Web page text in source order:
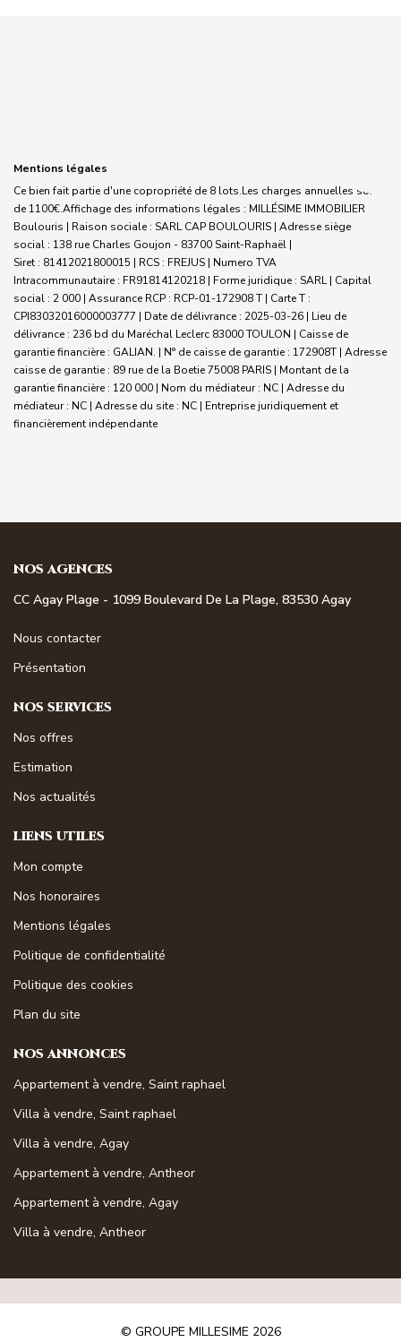
Mentions légales
Ce bien fait partie d'une copropriété de 8 lots.Les charges annuelles sont
de 1100€.Affichage des informations légales : MILLÉSIME IMMOBILIER
Boulouris | Raison sociale : SARL CAP BOULOURIS | Adresse siège
social : 138 rue Charles Goujon - 83700 Saint-Raphaël |
Siret : 81412021800015 | RCS : FREJUS | Numero TVA
Intracommunautaire : FR91814120218 | Forme juridique : SARL | Capital
social : 2 000 | Assurance RCP : RCP-01-172908 T | Carte T :
CPI83032016000003777 | Date de délivrance : 2025-03-26 | Lieu de
délivrance : 236 bd du Maréchal Leclerc 83000 TOULON | Caisse de
garantie financière : GALIAN. | N° de caisse de garantie : 172908T | Adresse
caisse de garantie : 89 rue de la Boetie 75008 PARIS | Montant de la
garantie financière : 120 000 | Nom du médiateur : NC | Adresse du
médiateur : NC | Adresse du site : NC | Entreprise juridiquement et
financièrement indépendante
NOS AGENCES
CC Agay Plage - 1099 Boulevard De La Plage, 83530 Agay
Nous contacter
Présentation
NOS SERVICES
Nos offres
Estimation
Nos actualités
LIENS UTILES
Mon compte
Nos honoraires
Mentions légales
Politique de confidentialité
Politique des cookies
Plan du site
NOS ANNONCES
Appartement à vendre, Saint raphael
Villa à vendre, Saint raphael
Villa à vendre, Agay
Appartement à vendre, Antheor
Appartement à vendre, Agay
Villa à vendre, Antheor
© GROUPE MILLESIME 2026